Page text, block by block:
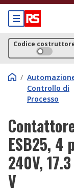
Codice
/
Controllo di
Processo
ESB25, 4
240V,
V